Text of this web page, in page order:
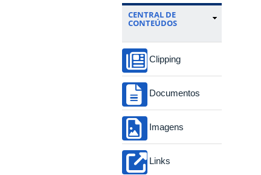
CENTRAL DE
CONTEÚDOS
Clipping
Documentos
Imagens
Links